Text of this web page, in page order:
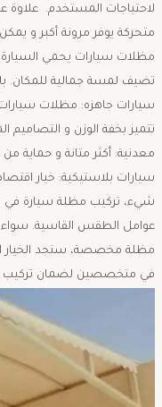
لاحتياجات المستخدم. علاوة
متحركة يوفر مرونة أكبر و
مظلات سيارات يحمي
تضيف لمسة جمالية للمكان.
سيارات جاهزه: مظلات
تتميز بخفة الوزن و التصاميم
معدنية: أكثر متانة و حماية
سيارات بلاستيكية: خيار
شيء، تركيب مظلة سيارة في
عوامل الطقس القاسية. سواء
مظلة مخصصة، ستجد الخيار
في متخصصين لضمان تركيب